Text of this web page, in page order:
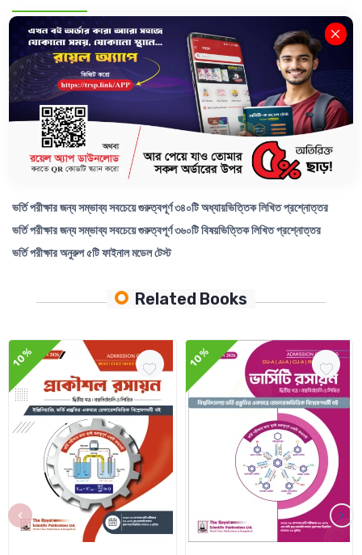
Buet Model Test | বুয়েট মডেল টেস্ট - ৬ষ্ঠ সংস্করণ
বুয়েট রিটেন এর পূর্ণাঙ্গ প্রস্তুতি।
*অধ্যায়ভিত্তিক মডেল টেস্ট
*বিষয়ভিত্তিক মডেল টেস্ট
*ফাইনাল মডেল টেস্ট
ভর্তি পরীক্ষার জন্য সম্ভাব্য সবচেয়ে গুরুত্বপূর্ণ ৩৪০টি অধ্যায়ভিত্তিক লিখিত প্রশ্নোত্তর
ভর্তি পরীক্ষার জন্য সম্ভাব্য সবচেয়ে গুরুত্বপূর্ণ ৩৬০টি বিষয়ভিত্তিক লিখিত প্রশ্নোত্তর
ভর্তি পরীক্ষার অনুরুপ ৫টি ফাইনাল মডেল টেস্ট
Related Books
10% 10%
‹ ›